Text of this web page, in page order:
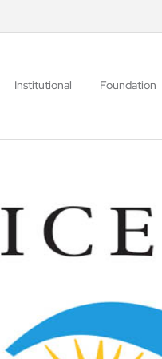
Institutional Foundation